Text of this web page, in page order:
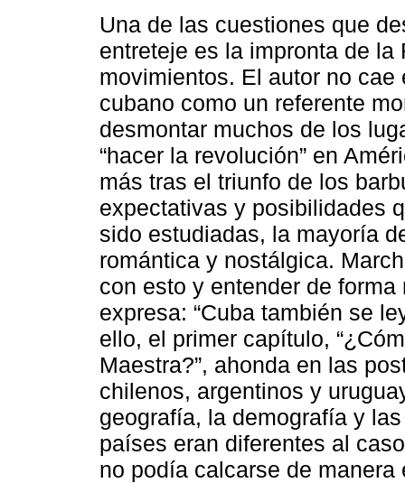
Una de las cuestiones que
entreteje es la impronta de
movimientos. El autor no
cubano como un referente
desmontar muchos de los
“hacer la revolución” en
más tras el triunfo de los
expectativas y posibilidades
sido estudiadas, la mayoría
romántica y nostálgica.
con esto y entender de
expresa: “Cuba también se
ello, el primer capítulo,
Maestra?”, ahonda en las
chilenos, argentinos y
geografía, la demografía y
países eran diferentes al
no podía calcarse de manera